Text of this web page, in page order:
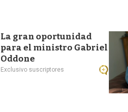
La gran oportunidad
para el ministro Gabriel
Oddone
Exclusivo suscriptores